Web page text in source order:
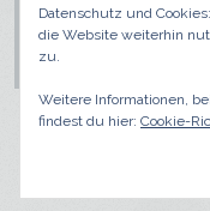
Anmelden
Datenschutz und
die Website weiterhin
zu.
Weitere Informationen,
findest du hier: Cookie-